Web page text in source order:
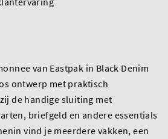
van Eastpak in Black Denim
ontwerp met praktisch
de handige sluiting met
briefgeld en andere essentials
vind je meerdere vakken, een